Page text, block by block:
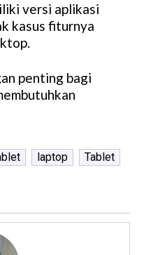
versi aplikasi
kasus fiturnya
penting bagi
laptop Tablet